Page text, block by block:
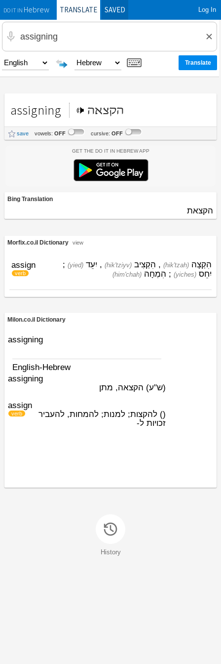
DO IT INHebrewTRANSLATE SAVED Log In
assigning הקצאה
save vowels: OFF cursive: OFF
Get the Do It In Hebrew App
Bing Translation
הקצאת
Morfix.co.il Dictionary view
assign
verb
(hik'tzah) הִקְצָה ,
(hik'tziyv) הִקְצִיב ,
(yied) יִעֵד ;
(yiches) יִחֵס ;
(him'chah) הִמְחָה
Milon.co.il Dictionary
assigning
English-Hebrew
assigning
(ש"ע) הקצאה, מתן
assign
(
verb ) להקצות; למנות; להמחות, להעביר
זכויות ל-
History